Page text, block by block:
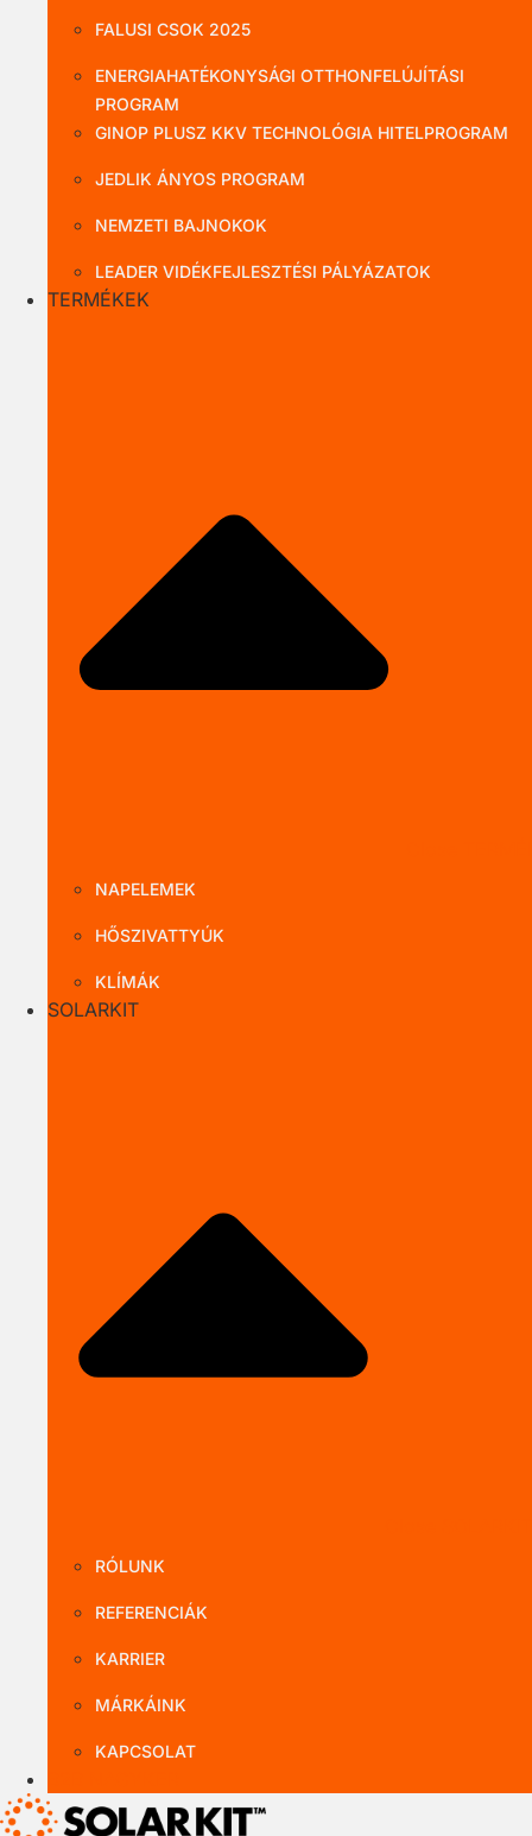
FALUSI CSOK 2025
ENERGIAHATÉKONYSÁGI OTTHONFELÚJÍTÁSI
PROGRAM
GINOP PLUSZ KKV TECHNOLÓGIA HITELPROGRAM
JEDLIK ÁNYOS PROGRAM
NEMZETI BAJNOKOK
LEADER VIDÉKFEJLESZTÉSI PÁLYÁZATOK
TERMÉKEK
NAPELEMEK
HŐSZIVATTYÚK
KLÍMÁK
SOLARKIT
RÓLUNK
REFERENCIÁK
KARRIER
MÁRKÁINK
KAPCSOLAT